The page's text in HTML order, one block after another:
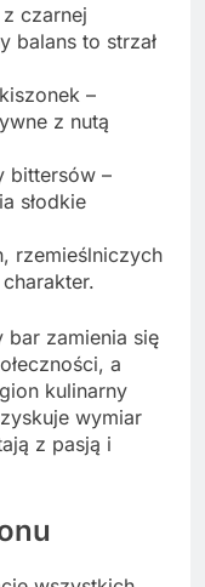
czarnej
balans to strzał
–
z nutą
bittersów –
słodkie
rzemieślniczych
zamienia się
a
kulinarny
wymiar
z pasją i